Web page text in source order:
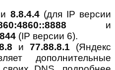
и 8.8.4.4(для IP версии
и
(IP версии 6).
и 77.88.8.1 (Яндекс
дополнительные